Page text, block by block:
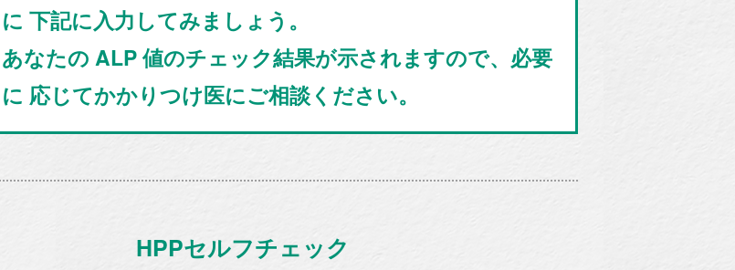
に 下記に入力してみましょう。
あなたの ALP 値のチェック結果が示されますので、必要
に 応じてかかりつけ医にご相談ください。
HPPセルフチェック